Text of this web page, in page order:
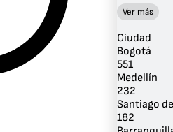
Ver más
Ciudad
Bogotá
551
Medellín
232
Santiago
182